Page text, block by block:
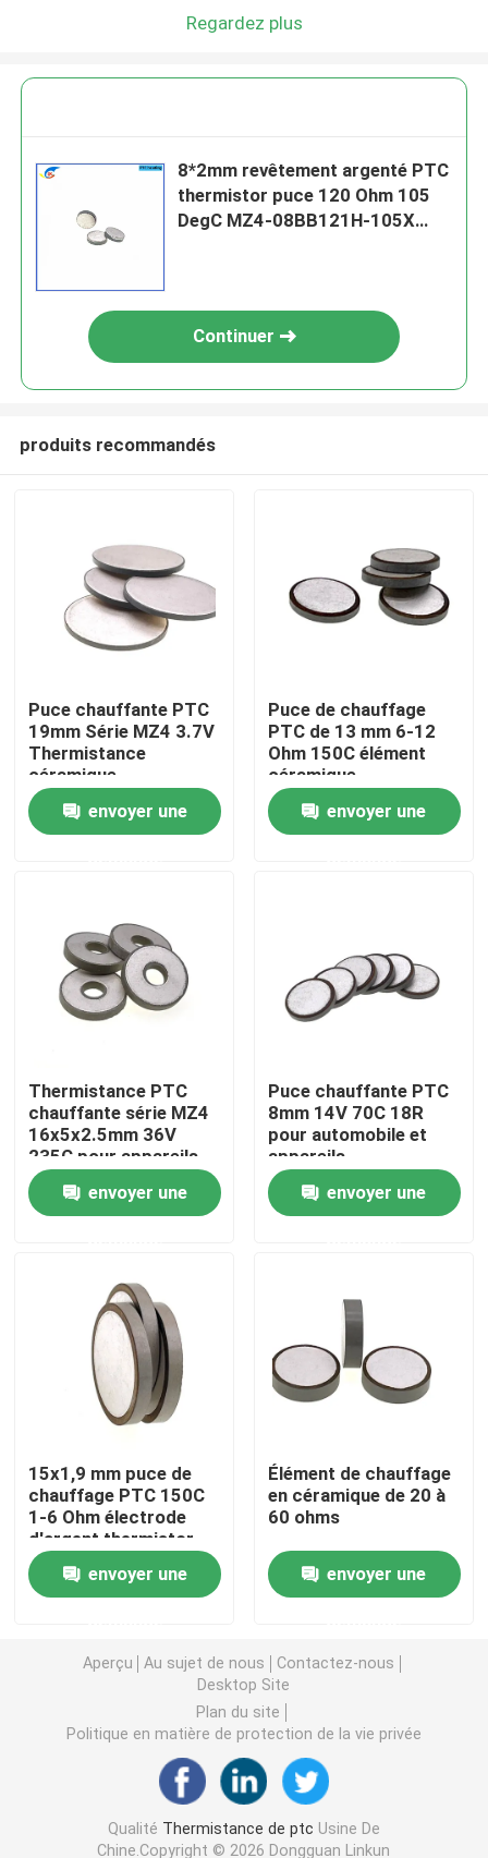
À la maison
Produits
À propos de nous
Visite de l'usine
Contrôle de la qualité
Nous contacter
Nouvelles
Les affaires
Thermistance de ptc
Puce de chauffage PTC
Thermistors NTC
Thermistance de SMD NTC
Capteur de température de NTC
Varistance CMS
Regardez plus
8*2mm revêtement argenté PTC
thermistor puce 120 Ohm 105
DegC MZ4-08BB121H-105X
Continuer
produits recommandés
Puce chauffante PTC
19mm Série MZ4 3.7V
Thermistance
céramique
envoyer une
Puce de chauffage
PTC de 13 mm 6-12
Ohm 150C élément
céramique
envoyer une
Thermistance PTC
chauffante série MZ4
16x5x2.5mm 36V
235C pour appareils
automobiles
envoyer une
Puce chauffante PTC
8mm 14V 70C 18R
pour automobile et
appareils
électroménagers
envoyer une
15x1,9 mm puce de
chauffage PTC 150C
1-6 Ohm électrode
d'argent thermistor
envoyer une
Élément de chauffage
en céramique de 20 à
60 ohms
envoyer une
Aperçu Au sujet de nous
Contactez-nous
Desktop Site
Plan du site
Politique en matière de protection de la vie privée
Qualité Thermistance de ptc Usine De
Chine.Copyright © 2026 Dongguan Linkun